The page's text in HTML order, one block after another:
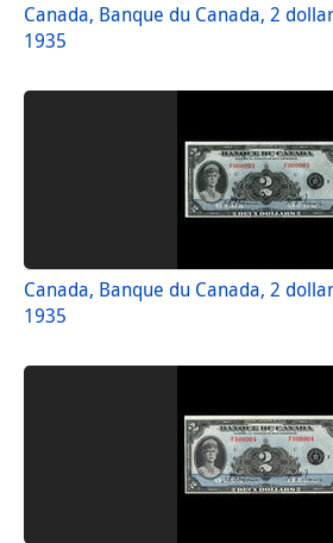
Canada, Banque du Canada, 2
1935
Canada, Banque du Canada, 2
1935